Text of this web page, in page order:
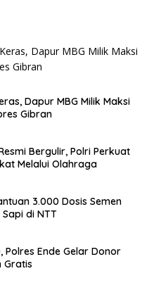
Dapur MBG Milik Maksi
Gibran
Bergulir, Polri Perkuat
Melalui Olahraga
3.000 Dosis Semen
di NTT
Ende Gelar Donor
Gratis